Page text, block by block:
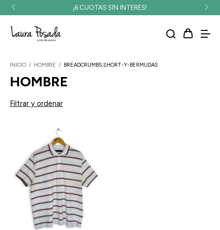
¡6 CUOTAS SIN INTERES!
INICIO / HOMBRE / BREADCRUMBS.SHORT-Y-BERMUDAS
HOMBRE
Filtrar y ordenar